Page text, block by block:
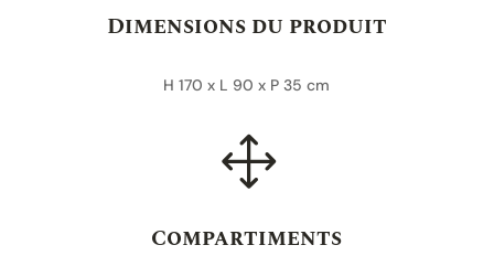
Dimensions du produit
H 170 x L 90 x P 35 cm
1
Compartiments